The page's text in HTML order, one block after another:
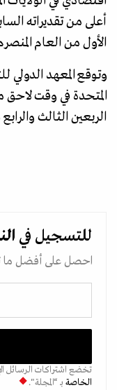
الأول من العام
وتوقع المعهد الدولي
المتحدة في وقت
الربعين الثالث والرابع
للتسجيل في
احصل على أفضل ما
تخضع اشتراكات الرسائل
الخاصة بـ “المجلة".